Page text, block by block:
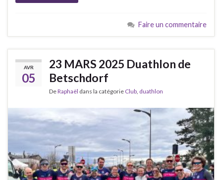
Faire un commentaire
AVR
05
23 MARS 2025 Duathlon de
Betschdorf
DeRaphaël dans la catégorie Club duathlon